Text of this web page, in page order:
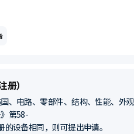
）
、电路、零部件、结构、性能、外
第58-
设备相同，则可提出申请。